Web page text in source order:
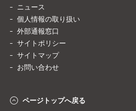
ニュース
個人情報の取り扱い
外部通報窓口
サイトポリシー
サイトマップ
お問い合わせ
ページトップへ戻る